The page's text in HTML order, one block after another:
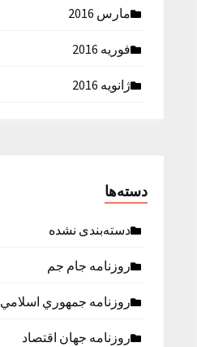
مارس 2016
فوریه 2016
ژانویه 2016
دسته‌ها
دسته‌بندی نشده
روزنامه جام جم
روزنامه جمهوري اسلامي
روزنامه جهان اقتصاد